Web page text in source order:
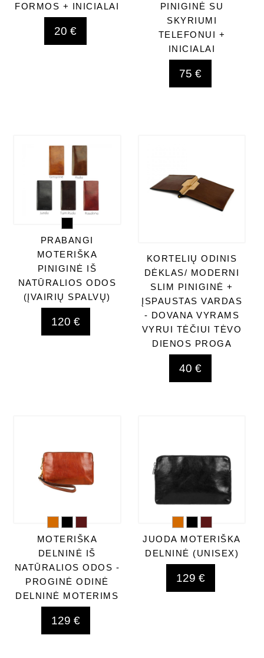
FORMOS + INICIALAI
20 €
PINIGINĖ SU
SKYRIUMI
TELEFONUI +
INICIALAI
75 €
PRABANGI
MOTERIŠKA
PINIGINĖ IŠ
NATŪRALIOS ODOS
(ĮVAIRIŲ SPALVŲ)
120 €
KORTELIŲ ODINIS
DĖKLAS/ MODERNI
SLIM PINIGINĖ +
ĮSPAUSTAS VARDAS
- DOVANA VYRAMS
VYRUI TĖČIUI TĖVO
DIENOS PROGA
40 €
MOTERIŠKA
DELNINĖ IŠ
NATŪRALIOS ODOS -
PROGINĖ ODINĖ
DELNINĖ MOTERIMS
129 €
JUODA MOTERIŠKA
DELNINĖ (UNISEX)
129 €